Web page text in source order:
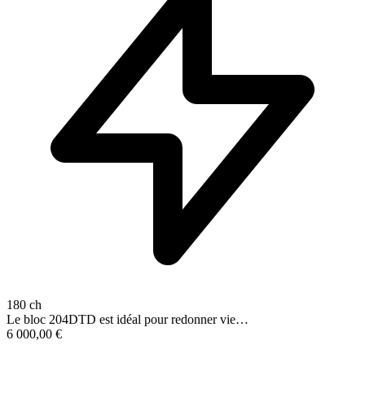
180 ch
Le bloc 204DTD est idéal pour redonner vie…
6 000,00 €